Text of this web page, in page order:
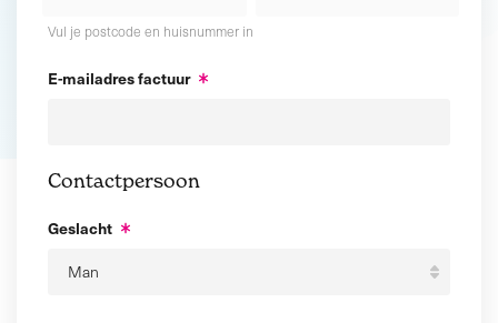
Vul je postcode en huisnummer in
E-mailadres factuur
Contactpersoon
Geslacht